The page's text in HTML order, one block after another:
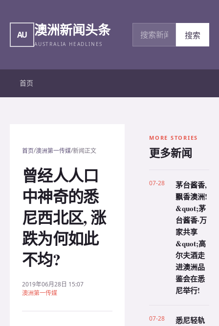
AU 澳洲新闻头条
AUSTRALIA HEADLINES
搜索新闻
搜索
首页
首页/澳洲第一传媒/新闻正文
曾经人人口
中神奇的悉
尼西北区, 涨
跌为何如此
不均?
2019年06月28日 15:07
澳洲第一传媒
MORE STORIES
更多新闻
07-28
茅台酱香,
飘香澳洲!
&quot;茅
台酱香·万
家共享
&quot;高
尔夫酒走
进澳洲品
鉴会在悉
尼举行!
07-28
悉尼轻轨